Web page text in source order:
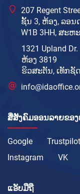
207 Regent
ຊັ້ນ 3, ຫ້ອງ, ລອນ
W1B 3HH, ສະຫ
1321 Upland Dr.
ຫ້ອງ 3819
ຮິວສະຕັນ, ເທັກຊັ
ສື່ສັງຄົມອອນລາຍຂອງ
Google Trustpilot
Instagram
VK
ແອັບມືຖື